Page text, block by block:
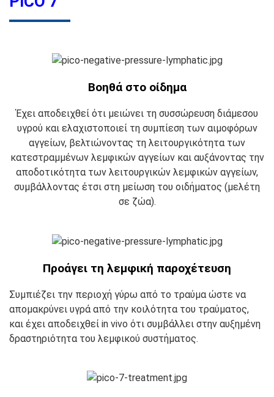
Βοηθά στο οίδημα
Έχει αποδειχθεί ότι μειώνει τη συσσώρευση διάμεσου
υγρού και ελαχιστοποιεί τη συμπίεση των αιμοφόρων
αγγείων, βελτιώνοντας τη λειτουργικότητα των
κατεστραμμένων λεμφικών αγγείων και αυξάνοντας την
αποδοτικότητα των λειτουργικών λεμφικών αγγείων,
συμβάλλοντας έτσι στη μείωση του οιδήματος (μελέτη
σε ζώα).
Προάγει τη λεμφική παροχέτευση
Συμπιέζει την περιοχή γύρω από το τραύμα ώστε να
απομακρύνει υγρά από την κοιλότητα του τραύματος,
και έχει αποδειχθεί in vivo ότι συμβάλλει στην αυξημένη
δραστηριότητα του λεμφικού συστήματος.